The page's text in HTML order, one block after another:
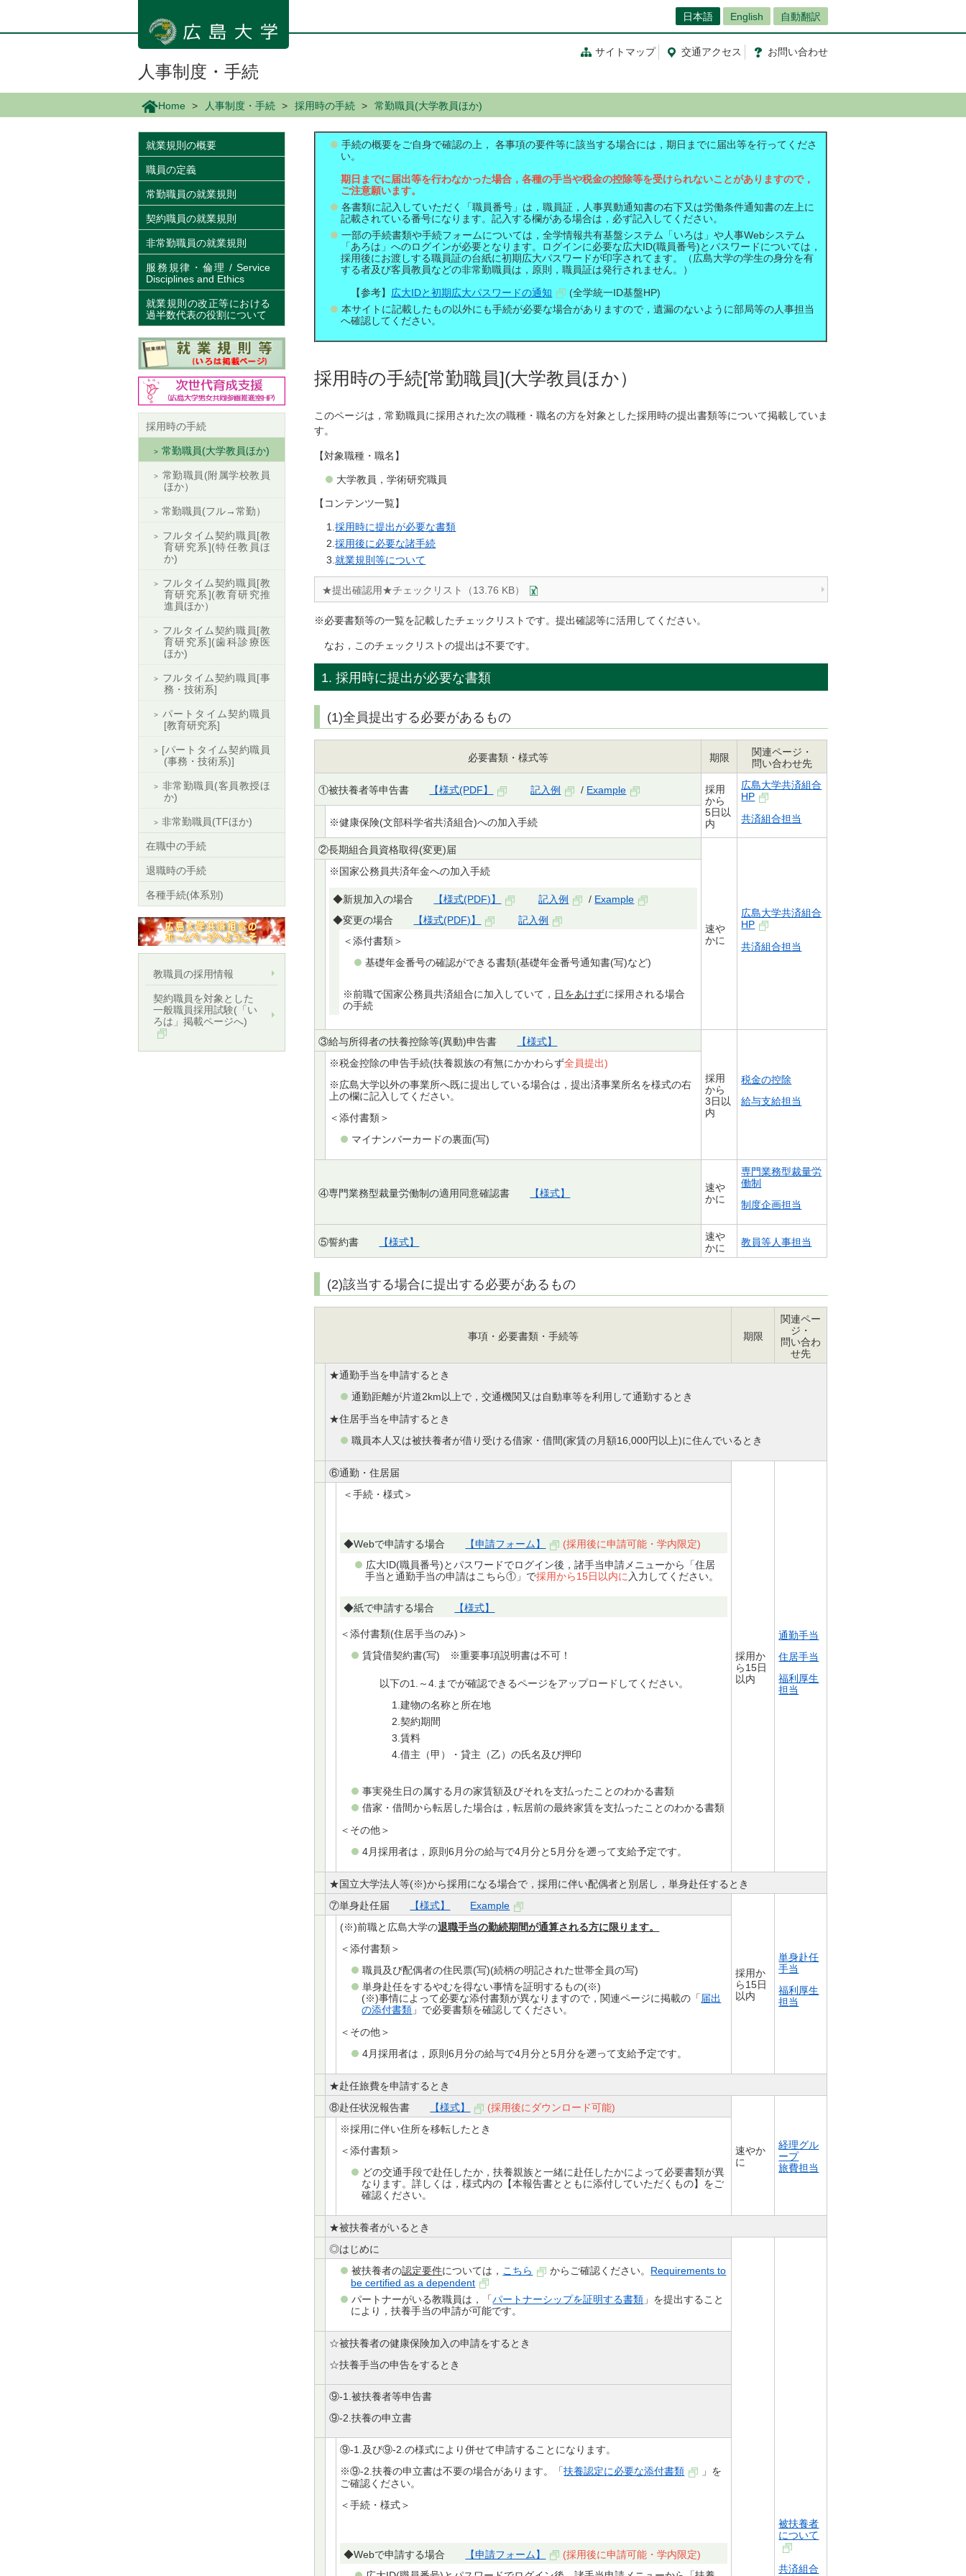
ン
日本語 English 自動翻訳
サイトマップ 交通アクセス お問い合わせ
人事制度・手続
Home 人事制度・手続 採用時の手続 常勤職員(大学教員ほか)
手続の概要をご自身で確認の上， 各事項の要件等に該当する場合には，期日までに届出等を行ってくださ
い。
期日までに届出等を行わなかった場合，各種の手当や税金の控除等を受けられないことがありますので，
ご注意願います。
各書類に記入していただく「職員番号」は，職員証，人事異動通知書の右下又は労働条件通知書の左上に
記載されている番号になります。記入する欄がある場合は，必ず記入してください。
一部の手続書類や手続フォームについては，全学情報共有基盤システム「いろは」や人事Webシステム
「あろは」へのログインが必要となります。ログインに必要な広大ID(職員番号)とパスワードについては，
採用後にお渡しする職員証の台紙に初期広大パスワードが印字されてます。（広島大学の学生の身分を有
する者及び客員教員などの非常勤職員は，原則，職員証は発行されません。）
【参考】 広大IDと初期広大パスワードの通知
(全学統一ID基盤HP)
本サイトに記載したもの以外にも手続が必要な場合がありますので，遺漏のないように部局等の人事担当
へ確認してください。
採用時の手続[常勤職員](大学教員ほか）
このページは，常勤職員に採用された次の職種・職名の方を対象とした採用時の提出書類等について掲載していま
す。
【対象職種・職名】
大学教員，学術研究職員
【コンテンツ一覧】
採用時に提出が必要な書類
採用後に必要な諸手続
就業規則等について
★提出確認用★チェックリスト（13.76 KB）
※必要書類等の一覧を記載したチェックリストです。提出確認等に活用してください。
なお，このチェックリストの提出は不要です。
1. 採用時に提出が必要な書類
(1)全員提出する必要があるもの
必要書類・様式等 期限
関連ページ・
問い合わせ先
①被扶養者等申告書 【様式(PDF】 記入例 / Example
採用
から
5日以
内
広島大学共済組合
HP
共済組合担当
※健康保険(文部科学省共済組合)への加入手続
②長期組合員資格取得(変更)届
速や
かに
広島大学共済組合
HP
共済組合担当
※国家公務員共済年金への加入手続
◆新規加入の場合 【様式(PDF)】 記入例 / Example
◆変更の場合
【様式(PDF)】
記入例
＜添付書類＞
基礎年金番号の確認ができる書類(基礎年金番号通知書(写)など)
※前職で国家公務員共済組合に加入していて， 日をあけずに採用される場合
の手続
③給与所得者の扶養控除等(異動)申告書 【様式】
採用
から
3日以
内
税金の控除
給与支給担当
※税金控除の申告手続(扶養親族の有無にかかわらず全員提出)
※広島大学以外の事業所へ既に提出している場合は，提出済事業所名を様式の右
上の欄に記入してください。
＜添付書類＞
マイナンバーカードの裏面(写)
④専門業務型裁量労働制の適用同意確認書 【様式】
速や
かに
専門業務型裁量労
働制
制度企画担当
⑤誓約書 【様式】
速や
かに
教員等人事担当
(2)該当する場合に提出する必要があるもの
事項・必要書類・手続等 期限
関連ペー
ジ・
問い合わ
せ先
★通勤手当を申請するとき
通勤距離が片道2km以上で，交通機関又は自動車等を利用して通勤するとき
★住居手当を申請するとき
職員本人又は被扶養者が借り受ける借家・借間(家賃の月額16,000円以上)に住んでいるとき
⑥通勤・住居届
採用か
ら15日
以内
通勤手当
住居手当
福利厚生
担当
＜手続・様式＞
◆Webで申請する場合 【申請フォーム】
(採用後に申請可能・学内限定)
広大ID(職員番号)とパスワードでログイン後，諸手当申請メニューから「住居
手当と通勤手当の申請はこちら①」で採用から15日以内に入力してください。
◆紙で申請する場合 【様式】
＜添付書類(住居手当のみ)＞
賃貸借契約書(写) ※重要事項説明書は不可！
以下の1.～4.までが確認できるページをアップロードしてください。
建物の名称と所在地
契約期間
賃料
借主（甲）・貸主（乙）の氏名及び押印
事実発生日の属する月の家賃額及びそれを支払ったことのわかる書類
借家・借間から転居した場合は，転居前の最終家賃を支払ったことのわかる書類
＜その他＞
4月採用者は，原則6月分の給与で4月分と5月分を遡って支給予定です。
★国立大学法人等(※)から採用になる場合で，採用に伴い配偶者と別居し，単身赴任するとき
⑦単身赴任届
【様式】 Example
採用か
ら15日
以内
単身赴任
手当
福利厚生
担当
(※)前職と広島大学の退職手当の勤続期間が通算される方に限ります。
＜添付書類＞
職員及び配偶者の住民票(写)(続柄の明記された世帯全員の写)
単身赴任をするやむを得ない事情を証明するもの(※)
(※)事情によって必要な添付書類が異なりますので，関連ページに掲載の「届出
の添付書類 」で必要書類を確認してください。
＜その他＞
4月採用者は，原則6月分の給与で4月分と5月分を遡って支給予定です。
★赴任旅費を申請するとき
⑧赴任状況報告書
【様式】 (採用後にダウンロード可能)
速やか
に
経理グル
ープ
旅費担当
※採用に伴い住所を移転したとき
＜添付書類＞
どの交通手段で赴任したか，扶養親族と一緒に赴任したかによって必要書類が異
なります。詳しくは，様式内の【本報告書とともに添付していただくもの】をご
確認ください。
★被扶養者がいるとき
◎はじめに
被扶養者
について
共済組合
被扶養者の認定要件については， こちら からご確認ください。 Requirements to
be certified as a dependent
パートナーがいる教職員は，「パートナーシップを証明する書類 」を提出すること
により，扶養手当の申請が可能です。
☆被扶養者の健康保険加入の申請をするとき
☆扶養手当の申告をするとき
⑨-1.被扶養者等申告書
⑨-2.扶養の申立書
⑨-1.及び⑨-2.の様式により併せて申請することになります。
※⑨-2.扶養の申立書は不要の場合があります。「扶養認定に必要な添付書類
」を
ご確認ください。
＜手続・様式＞
◆Webで申請する場合 【申請フォーム】
(採用後に申請可能・学内限定)
就業規則の概要
職員の定義
常勤職員の就業規則
契約職員の就業規則
非常勤職員の就業規則
服務規律・倫理 / Service
Disciplines and Ethics
就業規則の改正等における
過半数代表の役割について
採用時の手続
常勤職員(大学教員ほか)
常勤職員(附属学校教員
ほか）
常勤職員(フル→常勤）
フルタイム契約職員[教
育研究系](特任教員ほ
か)
フルタイム契約職員[教
育研究系](教育研究推
進員ほか）
フルタイム契約職員[教
育研究系](歯科診療医
ほか)
フルタイム契約職員[事
務・技術系]
パートタイム契約職員
[教育研究系]
[パートタイム契約職員
(事務・技術系)]
非常勤職員(客員教授ほ
か)
非常勤職員(TFほか)
在職中の手続
退職時の手続
各種手続(体系別)
教職員の採用情報
契約職員を対象とした
一般職員採用試験(「い
ろは」掲載ページへ)